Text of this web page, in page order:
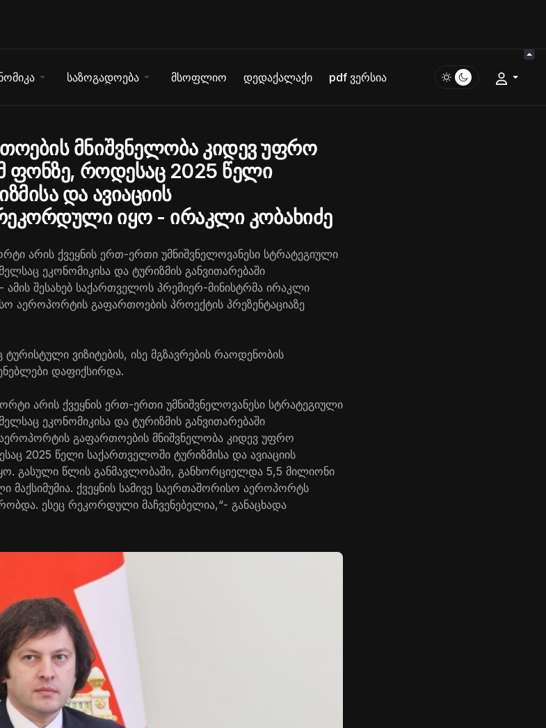
საზოგადოება მსოფლიო დედაქალაქი pdf ვერსია
მნიშვნელობა კიდევ უფრო
ფონზე, როდესაც 2025 წელი
და ავიაციის
იყო - ირაკლი კობახიძე
არის ქვეყნის ერთ-ერთი უმნიშვნელოვანესი სტრატეგიული
ეკონომიკისა და ტურიზმის განვითარებაში
შესახებ საქართველოს პრემიერ-მინისტრმა ირაკლი
აეროპორტის გაფართოების პროექტის პრეზენტაციაზე
ვიზიტების, ისე მგზავრების რაოდენობის
დაფიქსირდა.
არის ქვეყნის ერთ-ერთი უმნიშვნელოვანესი სტრატეგიული
ეკონომიკისა და ტურიზმის განვითარებაში
გაფართოების მნიშვნელობა კიდევ უფრო
2025 წელი საქართველოში ტურიზმისა და ავიაციის
გასული წლის განმავლობაში, განხორციელდა 5,5 მილიონი
ქვეყნის სამივე საერთაშორისო აეროპორტს
ესეც რეკორდული მაჩვენებელია,“- განაცხადა